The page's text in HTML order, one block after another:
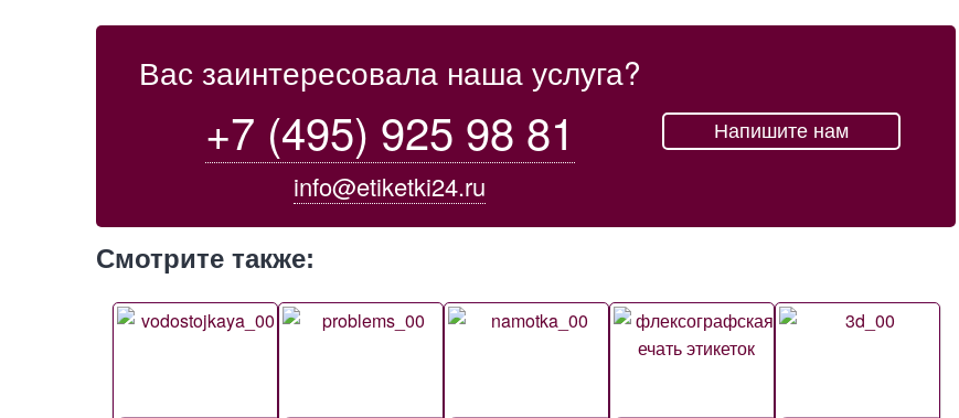
Вас заинтересовала наша услуга?
+7 (495) 925 98 81
info@etiketki24.ru
Напишите нам
Смотрите также: